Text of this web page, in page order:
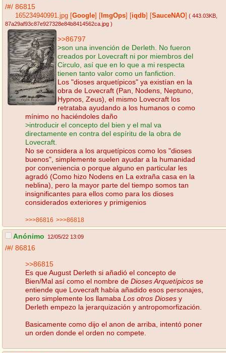
/#/ 86815
165234940991.jpg Google ImgOps iqdb SauceNAO ( 443.03KB
87a29af93c87e927328e84b8414562ca.jpg )
>>86797
>son una invención de Derleth. No fueron
creados por Lovecraft ni por miembros del
Circulo, así que en lo que a mi respecta
tienen tanto valor como un fanfiction.
Los "dioses arquetípicos" ya existían en la
obra de Lovecraft (Pan, Nodens, Neptuno,
Hypnos, Zeus), el mismo Lovecraft los
retrataba ayudando a los humanos o como
mínimo no haciéndoles daño
>introducir el concepto del bien y el mal va
directamente en contra del espíritu de la obra de
Lovecraft.
No se considera a los arquetípicos como los "dioses
buenos", simplemente suelen ayudar a la humanidad
por conveniencia o porque alguno en particular les
agradó (Como hizo Nodens en La extraña casa en la
neblina), pero la mayor parte del tiempo somos tan
insignificantes para ellos como para los dioses
considerados exteriores y primigenios
>>>86816 >>>86818
Anónimo 12/05/22 13:09
/#/ 86816
>>86815
Es que August Derleth si añadió el concepto de
Bien/Mal así como el nombre de Dioses Arquetípicos se
entiende que Lovecraft había añadido esos personajes,
pero simplemente los llamaba Los otros Dioses y
Derleth empezo la jerarquización y antropomorfización.
Basicamente como dijo el anon de arriba, intentó poner
un orden donde el orden no compete.